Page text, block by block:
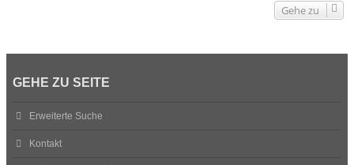
Gehe zu
GEHE ZU SEITE
Erweiterte Suche
Kontakt